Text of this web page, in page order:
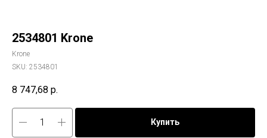
2534801 Krone
Krone
SKU: 2534801
8 747,68 р.
Купить